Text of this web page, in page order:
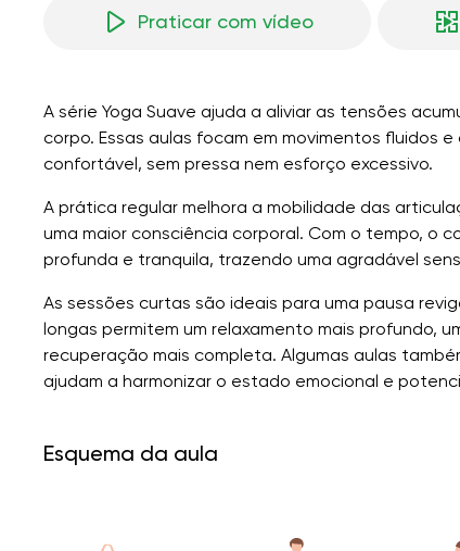
Praticar com vídeo
A série Yoga Suave ajuda a aliviar as tensões
corpo. Essas aulas focam em movimentos fluidos
confortável, sem pressa nem esforço excessivo.
A prática regular melhora a mobilidade das
uma maior consciência corporal. Com o tempo, o
profunda e tranquila, trazendo uma agradável
As sessões curtas são ideais para uma pausa
longas permitem um relaxamento mais profundo,
recuperação mais completa. Algumas aulas
ajudam a harmonizar o estado emocional e
Esquema da aula